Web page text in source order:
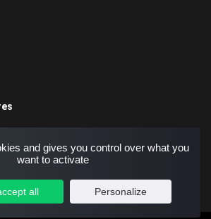
and gives you control over what you
want to activate
all Personalize